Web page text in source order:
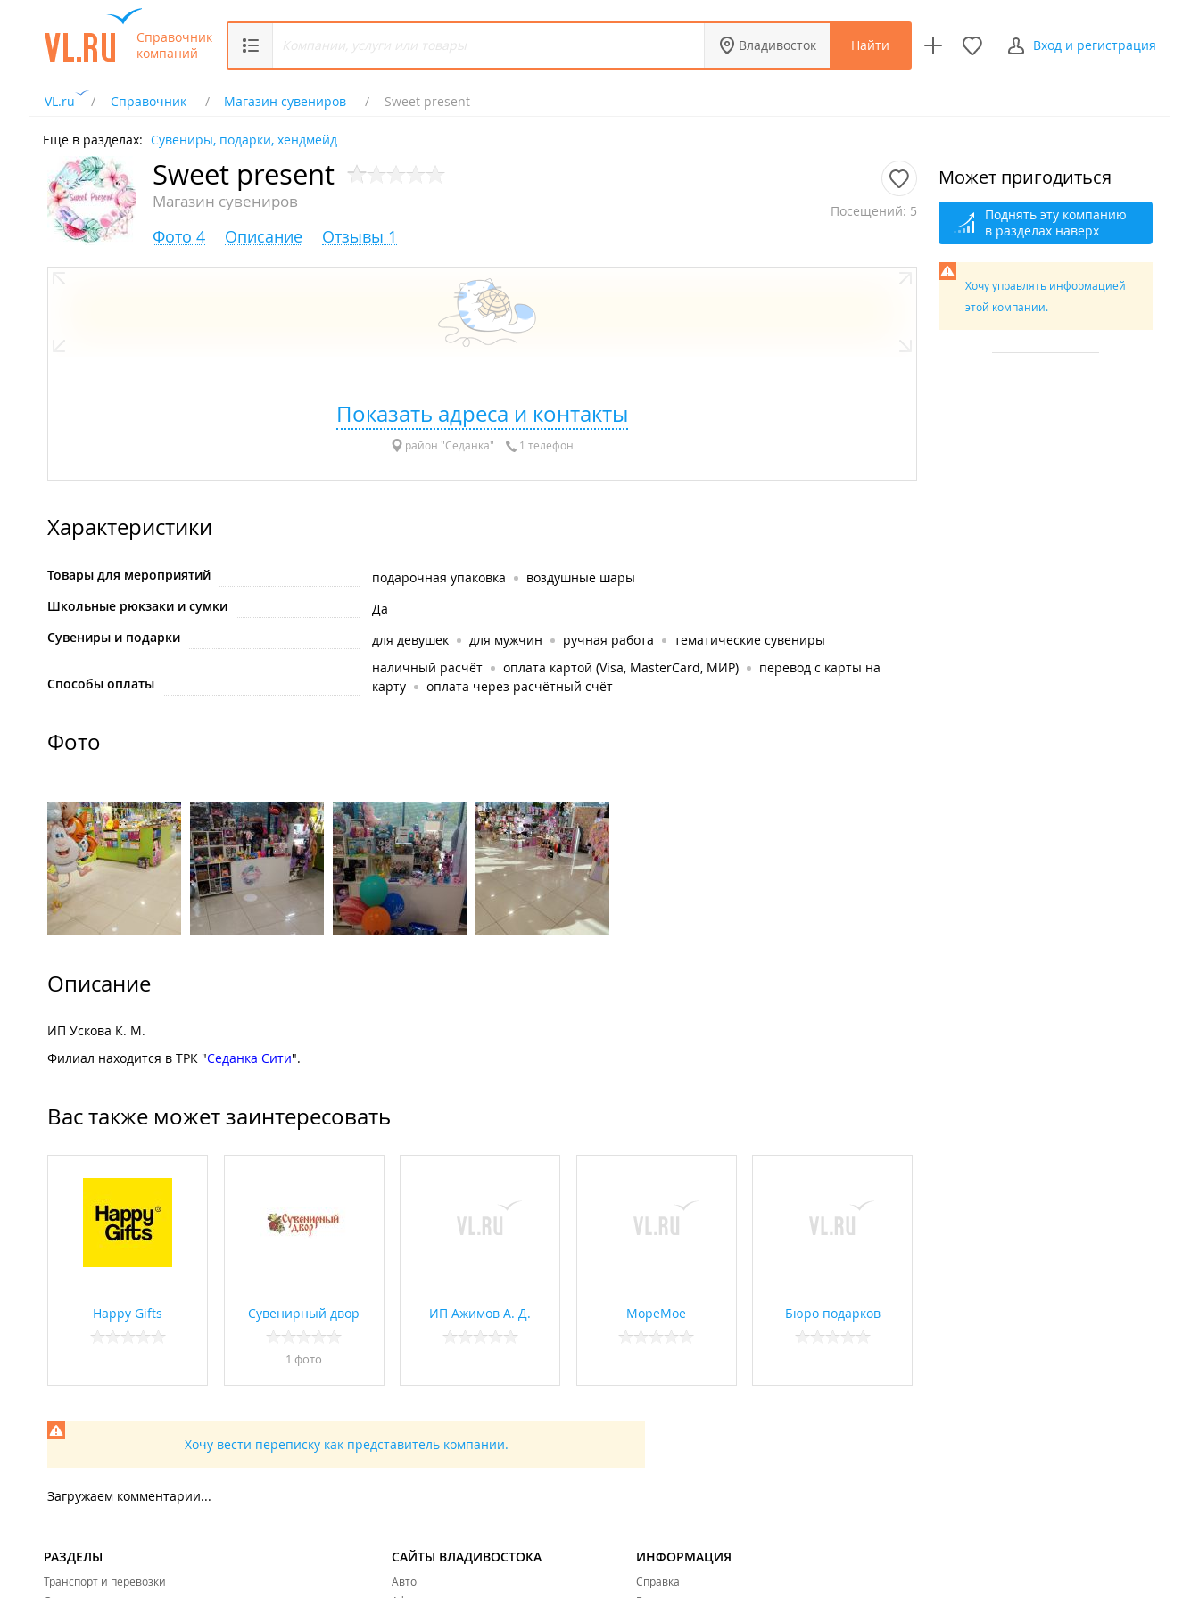
Справочник
компаний
Владивосток Найти Вход и регистрация
VL.ru Справочник Магазин сувениров Sweet present
Ещё в разделах: Сувениры, подарки, хендмейд
Sweet present
Магазин сувениров Посещений: 5
Фото 4 Описание Отзывы 1
Показать адреса и контакты
район "Седанка" 1 телефон
Характеристики
Товары для мероприятий подарочная упаковка
воздушные шары
Школьные рюкзаки и сумки
Да
Сувениры и подарки
для девушек для мужчин ручная работа тематические сувениры
Способы оплаты
наличный расчёт оплата картой (Visa, MasterCard, МИР)
перевод с карты на
карту
оплата через расчётный счёт
Фото
Описание
ИП Ускова К. М.
Филиал находится в ТРК "Седанка Сити".
Вас также может заинтересовать
Happy Gifts Сувенирный двор
1 фото
ИП Ажимов А. Д. МореМое Бюро подарков
Хочу вести переписку как представитель компании.
Загружаем комментарии...
Может пригодиться
Поднять эту компанию
в разделах наверх
Хочу управлять информацией
этой компании.
РАЗДЕЛЫ
Транспорт и перевозки
САЙТЫ ВЛАДИВОСТОКА
Авто
ИНФОРМАЦИЯ
Справка